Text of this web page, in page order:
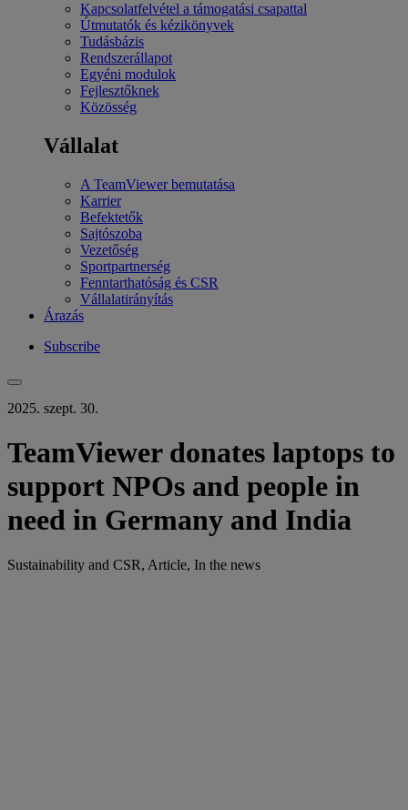
Kapcsolatfelvétel a támogatási csapattal
Útmutatók és kézikönyvek
Tudásbázis
Rendszerállapot
Egyéni modulok
Fejlesztőknek
Közösség
Vállalat
A TeamViewer bemutatása
Karrier
Befektetők
Sajtószoba
Vezetőség
Sportpartnerség
Fenntarthatóság és CSR
Vállalatirányítás
Árazás
Subscribe
2025. szept. 30.
TeamViewer donates laptops to
support NPOs and people in
need in Germany and India
Sustainability and CSR, Article, In the news